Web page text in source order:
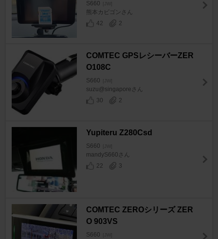
S660 [JW]
熊本カビゴンさん
42
2
COMTEC GPSレシーバーZER
O108C
S660 [JW]
suzu@singaporeさん
30
2
Yupiteru Z280Csd
S660 [JW]
mandyS660さん
22
3
COMTEC ZEROシリーズ ZER
O 903VS
S660 [JW]